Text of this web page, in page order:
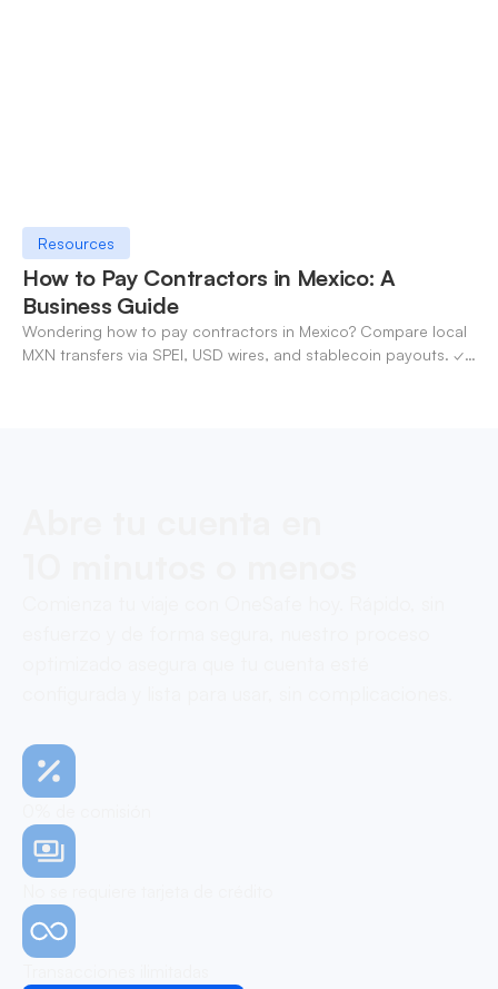
Resources
How to Pay Contractors in Mexico: A
Business Guide
Wondering how to pay contractors in Mexico? Compare local
MXN transfers via SPEI, USD wires, and stablecoin payouts. ✓